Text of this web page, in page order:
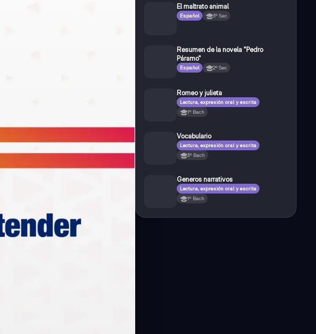
El maltrato animal
Español 3º Sec
Resumen de la novela "Pedro
Páramo"
Español 2º Sec
Romeo y julieta
Lectura, expresión oral y escrita
1º Bach
Vocabulario
Lectura, expresión oral y escrita
3º Bach
Generos narrativos
Lectura, expresión oral y escrita
1º Bach